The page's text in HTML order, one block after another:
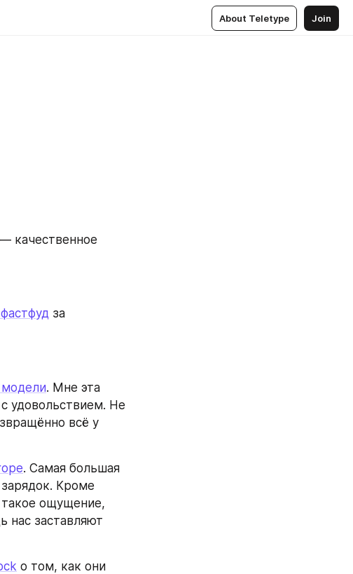
About Teletype Join
— качественное
за
. Мне эта
удовольствием. Не
всё у
. Самая большая
Кроме
ощущение,
нас заставляют
о том, как они